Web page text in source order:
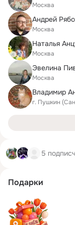
Москва
Андрей
Москва
Наталья
Москва
Эвелина
Москва
Владимир
г. Пушкин
5
Подарки